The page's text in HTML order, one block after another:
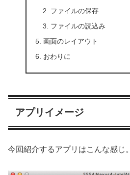
ファイルの保存
ファイルの読込み
画面のレイアウト
おわりに
アプリイメージ
今回紹介するアプリはこんな感じ。